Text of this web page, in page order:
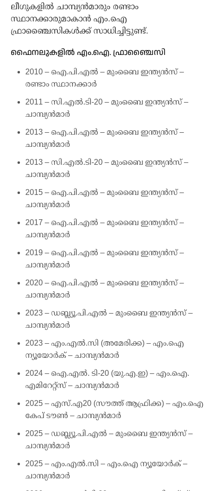
ലീഗുകളില്‍ ചാമ്പ്യന്‍മാരും രണ്ടാം
സ്ഥാനക്കാരുമാകാന്‍ എം.ഐ
ഫ്രാഞ്ചൈസികള്‍ക്ക് സാധിച്ചിട്ടുണ്ട്.
ഫൈനലുകളില്‍ എം.ഐ. ഫ്രാഞ്ചൈസി
2010 – ഐ.പി.എല്‍ – മുംബൈ ഇന്ത്യന്‍സ് –
രണ്ടാം സ്ഥാനക്കാര്‍
2011 – സി.എല്‍.ടി-20 – മുംബൈ ഇന്ത്യന്‍സ് –
ചാമ്പ്യന്‍മാര്‍
2013 – ഐ.പി.എല്‍ – മുംബൈ ഇന്ത്യന്‍സ് –
ചാമ്പ്യന്‍മാര്‍
2013 – സി.എല്‍.ടി-20 – മുംബൈ ഇന്ത്യന്‍സ് –
ചാമ്പ്യന്‍മാര്‍
2015 – ഐ.പി.എല്‍ – മുംബൈ ഇന്ത്യന്‍സ് –
ചാമ്പ്യന്‍മാര്‍
2017 – ഐ.പി.എല്‍ – മുംബൈ ഇന്ത്യന്‍സ് –
ചാമ്പ്യന്‍മാര്‍
2019 – ഐ.പി.എല്‍ – മുംബൈ ഇന്ത്യന്‍സ് –
ചാമ്പ്യന്‍മാര്‍
2020 – ഐ.പി.എല്‍ – മുംബൈ ഇന്ത്യന്‍സ് –
ചാമ്പ്യന്‍മാര്‍
2023 – ഡബ്ല്യൂ.പി.എല്‍ – മുംബൈ ഇന്ത്യന്‍സ് –
ചാമ്പ്യന്‍മാര്‍
2023 – എം.എല്‍.സി (അമേരിക്ക) – എം.ഐ
ന്യൂയോര്‍ക് – ചാമ്പ്യന്‍മാര്‍
2024 – ഐ.എല്‍. ടി-20 (യു.എ.ഇ) – എം.ഐ.
എമിറേറ്റ്‌സ് – ചാമ്പ്യന്‍മാര്‍
2025 – എസ്.എ20 (സൗത്ത് ആഫ്രിക്ക) – എം.ഐ
കേപ് ടൗണ്‍ – ചാമ്പ്യന്‍മാര്‍
2025 – ഡബ്ല്യൂ.പി.എല്‍ – മുംബൈ ഇന്ത്യന്‍സ് –
ചാമ്പ്യന്‍മാര്‍
2025 – എം.എല്‍.സി – എം.ഐ ന്യൂയോര്‍ക് –
ചാമ്പ്യന്‍മാര്‍